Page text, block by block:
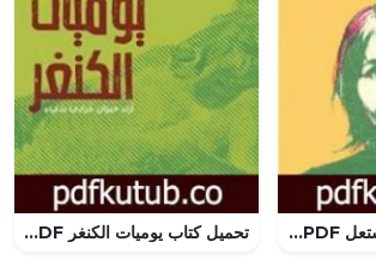
تحميل كتاب الثلج يشتعل PDF تأليف ريجيس دوبريه مجانا [كامل] تحميل كتاب يوميات الكنغر PDF تأليف مارك أوفه كلينغ مجانا [كامل]